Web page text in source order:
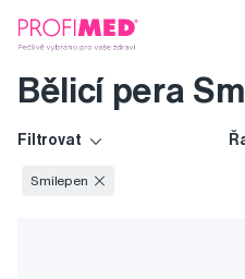
Bělicí pera
Filtrovat
Smilepen